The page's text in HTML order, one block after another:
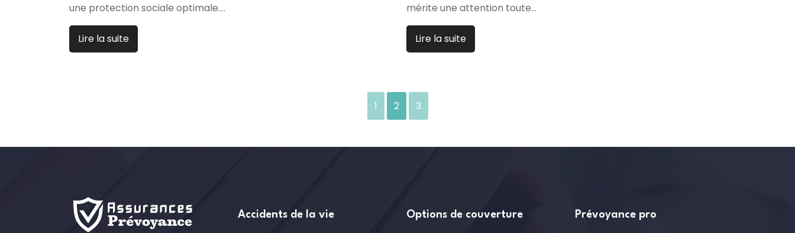
une protection sociale optimale….
Lire la suite
mérite une attention toute…
Lire la suite
1 2 3
Accidents de la vie Options de couverture Prévoyance pro